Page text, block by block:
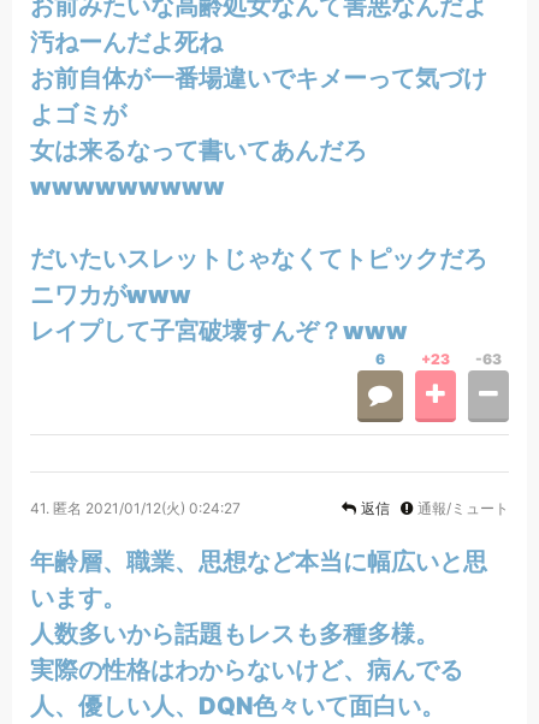
汚ねーんだよ死ね
お前自体が一番場違いでキメーって気づけ
よゴミが
女は来るなって書いてあんだろ
wwwwwwwww
だいたいスレットじゃなくてトピックだろ
ニワカがwww
レイプして子宮破壊すんぞ？www
6 +23 -63
41. 匿名 2021/01/12(火) 0:24:27 返信 通報/ミュート
年齢層、職業、思想など本当に幅広いと思
います。
人数多いから話題もレスも多種多様。
実際の性格はわからないけど、病んでる
人、優しい人、DQN色々いて面白い。